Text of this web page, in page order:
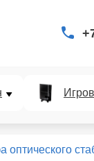
оптического